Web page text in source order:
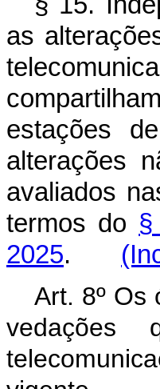
as
estações
alterações
avaliados
termos do
2025.
Art. 8º Os
vedações